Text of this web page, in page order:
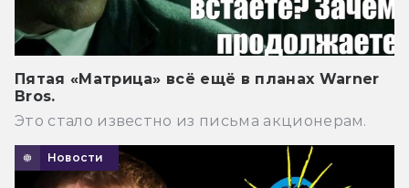
Пятая «Матрица» всё ещё в планах Warner
Bros.
Это стало известно из письма акционерам.
Новости